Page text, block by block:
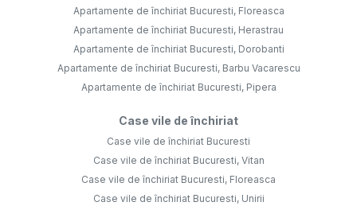
Apartamente de închiriat Bucuresti, Floreasca
Apartamente de închiriat Bucuresti, Herastrau
Apartamente de închiriat Bucuresti, Dorobanti
Apartamente de închiriat Bucuresti, Barbu Vacarescu
Apartamente de închiriat Bucuresti, Pipera
Case vile de închiriat
Case vile de închiriat Bucuresti
Case vile de închiriat Bucuresti, Vitan
Case vile de închiriat Bucuresti, Floreasca
Case vile de închiriat Bucuresti, Unirii